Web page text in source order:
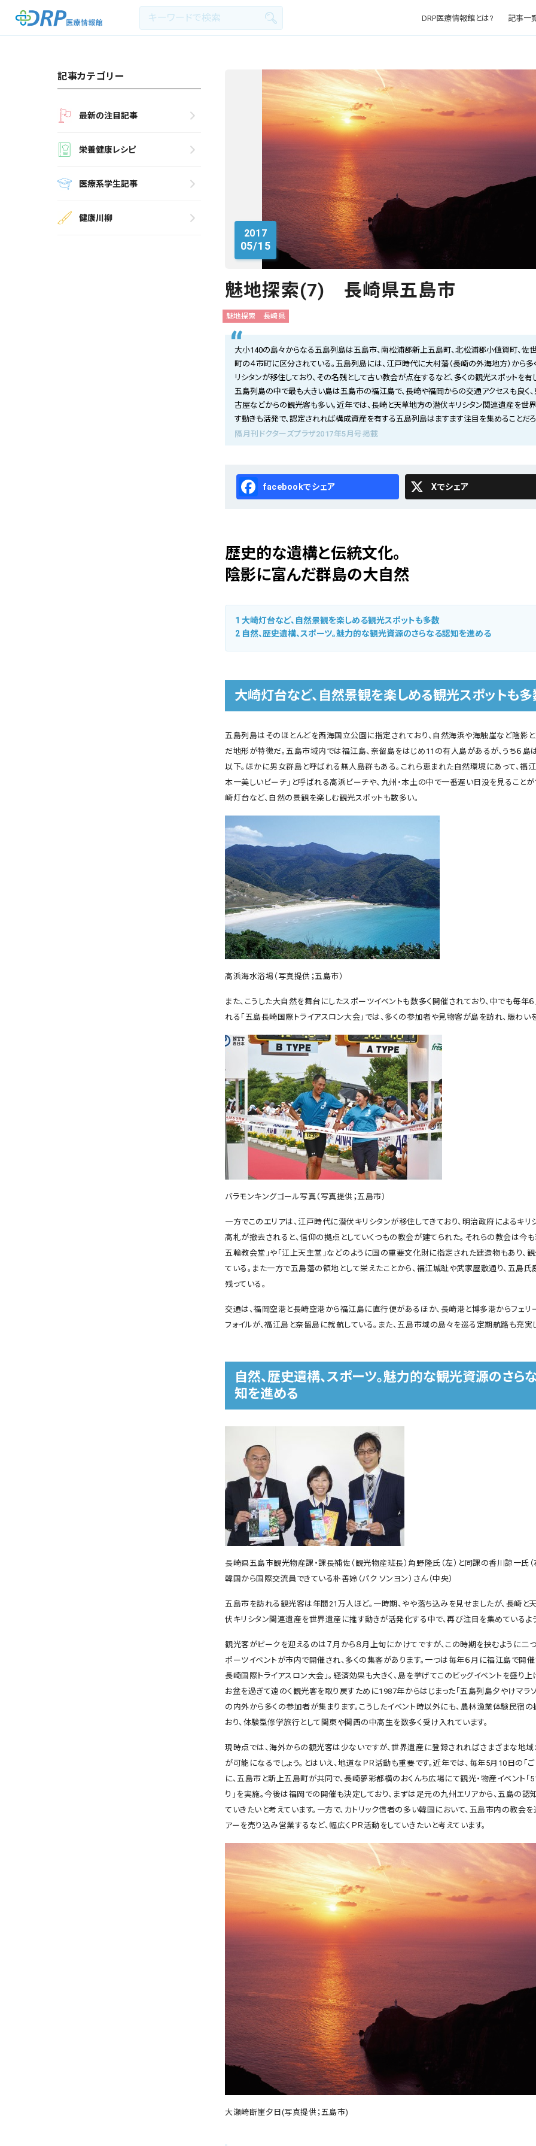
DRP医療情報館とは? 記事一
記事カテゴリー
最新の注目記事
栄養健康レシピ
医療系学生記事
健康川柳
2017
05/15
魅地探索(7) 長崎県五島市
魅地探索 長崎県
大小140の島々からなる五島列島は五島市、南松浦郡新上五島町、北松浦郡小値賀町、佐
町の４市町に区分されている。五島列島には、江戸時代に大村藩（長崎の外海地方）から多
リシタンが移住しており、その名残として古い教会が点在するなど、多くの観光スポットを有
五島列島の中で最も大きい島は五島市の福江島で、長崎や福岡からの交通アクセスも良く
古屋などからの観光客も多い。近年では、長崎と天草地方の潜伏キリシタン関連遺産を世
す動きも活発で、認定されれば構成資産を有する五島列島はますます注目を集めることだろ
隔月刊ドクターズプラザ2017年5月号掲載
Facebook X
歴史的な遺構と伝統文化。
陰影に富んだ群島の大自然
1 大崎灯台など、自然景観を楽しめる観光スポットも多数
2 自然、歴史遺構、スポーツ。魅力的な観光資源のさらなる認知を進める
大崎灯台など、自然景観を楽しめる観光スポットも多
五島列島はそのほとんどを西海国立公園に指定されており、自然海浜や海触崖など陰影
だ地形が特徴だ。五島市域内では福江島、奈留島をはじめ11の有人島があるが、うち６島
以下。ほかに男女群島と呼ばれる無人島群もある。これら恵まれた自然環境にあって、福江
本一美しいビーチ」と呼ばれる高浜ビーチや、九州・本土の中で一番遅い日没を見ること
崎灯台など、自然の景観を楽しむ観光スポットも数多い。
高浜海水浴場（写真提供；五島市）
また、こうした大自然を舞台にしたスポーツイベントも数多く開催されており、中でも毎年
れる「五島長崎国際トライアスロン大会」では、多くの参加者や見物客が島を訪れ、賑わい
バラモンキングゴール写真（写真提供；五島市）
一方でこのエリアは、江戸時代に潜伏キリシタンが移住してきており、明治政府によるキリ
高札が撤去されると、信仰の拠点としていくつもの教会が建てられた。それらの教会は今も
五輪教会堂」や「江上天主堂」などのように国の重要文化財に指定された建造物もあり、
ている。また一方で五島藩の領地として栄えたことから、福江城趾や武家屋敷通り、五島氏
残っている。
交通は、福岡空港と長崎空港から福江島に直行便があるほか、長崎港と博多港からフェリ
フォイルが、福江島と奈留島に就航している。また、五島市域の島々を巡る定期航路も充実
自然、歴史遺構、スポーツ。魅力的な観光資源のさら
知を進める
長崎県五島市観光物産課・課長補佐（観光物産班長）角野隆氏（左）と同課の香川諒一氏（
韓国から国際交流員できている朴善姈（パク ソンヨン）さん（中央）
五島市を訪れる観光客は年間21万人ほど。一時期、やや落ち込みを見せましたが、長崎と
伏キリシタン関連遺産を世界遺産に推す動きが活発化する中で、再び注目を集めているよう
観光客がピークを迎えるのは７月から８月上旬にかけてですが、この時期を挟むように二
ポーツイベントが市内で開催され、多くの集客があります。一つは毎年６月に福江島で開催
長崎国際トライアスロン大会」。経済効果も大きく、島を挙げてこのビッグイベントを盛り上
お盆を過ぎて遠のく観光客を取り戻すために1987年からはじまった「五島列島夕やけマラ
の内外から多くの参加者が集まります。こうしたイベント時以外にも、農林漁業体験民宿の
おり、体験型修学旅行として関東や関西の中高生を数多く受け入れています。
現時点では、海外からの観光客は少ないですが、世界遺産に登録されればさまざまな地
が可能になるでしょう。とはいえ、地道なＰＲ活動も重要です。近年では、毎年5月10日の「ご
に、五島市と新上五島町が共同で、長崎夢彩都横のおくんち広場にて観光・物産イベント「
り」を実施。今後は福岡での開催も決定しており、まずは足元の九州エリアから、五島の認
ていきたいと考えています。一方で、カトリック信者の多い韓国において、五島市内の教会
アーを売り込み営業するなど、幅広くＰＲ活動をしていきたいと考えています。
大瀬崎断崖夕日(写真提供；五島市)